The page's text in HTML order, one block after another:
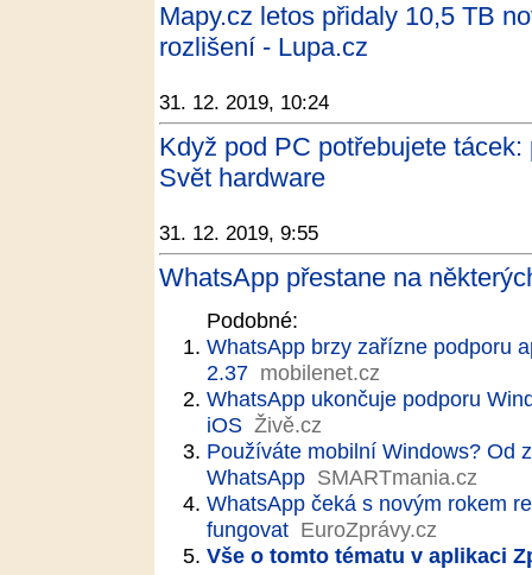
Mapy.cz letos přidaly 10,5 TB
rozlišení - Lupa.cz
31. 12. 2019, 10:24
Když pod PC potřebujete
Svět hardware
31. 12. 2019, 9:55
WhatsApp přestane na
Podobné:
WhatsApp brzy zařízne podporu
2.37 mobilenet.cz
WhatsApp ukončuje podporu
iOS Živě.cz
Používáte mobilní Windows? Od
WhatsApp SMARTmania.cz
WhatsApp čeká s novým rokem
fungovat EuroZprávy.cz
Vše o tomto tématu v aplikaci